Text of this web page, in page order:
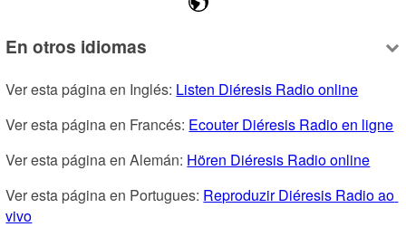
En otros idiomas
Ver esta página en Inglés: Listen Diéresis Radio online
Ver esta página en Francés: Ecouter Diéresis Radio en ligne
Ver esta página en Alemán: Hören Diéresis Radio online
Ver esta página en Portugues: Reproduzir Diéresis Radio ao
vivo